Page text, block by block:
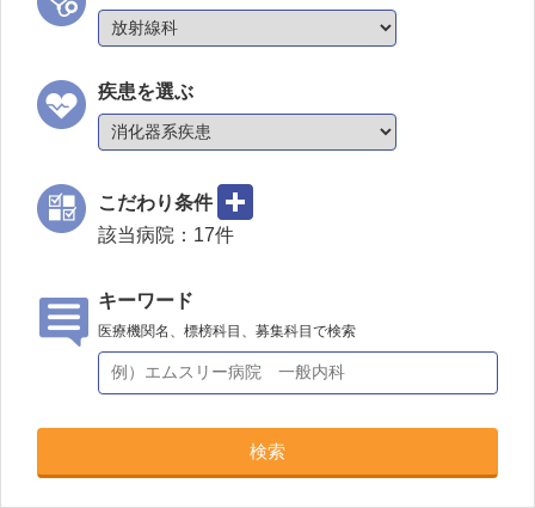
疾患を選ぶ
こだわり条件
該当病院： 17件
キーワード
医療機関名、標榜科目、募集科目で検索
検索